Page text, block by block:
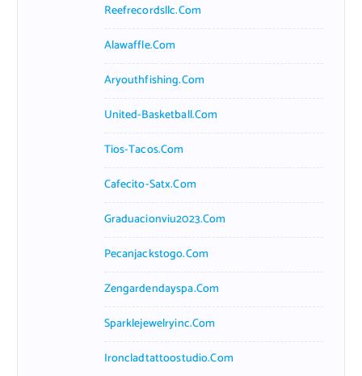
Reefrecordsllc.com
Alawaffle.com
Aryouthfishing.com
United-Basketball.com
Tios-Tacos.com
Cafecito-Satx.com
Graduacionviu2023.com
Pecanjackstogo.com
Zengardendayspa.com
Sparklejewelryinc.com
Ironcladtattoostudio.com